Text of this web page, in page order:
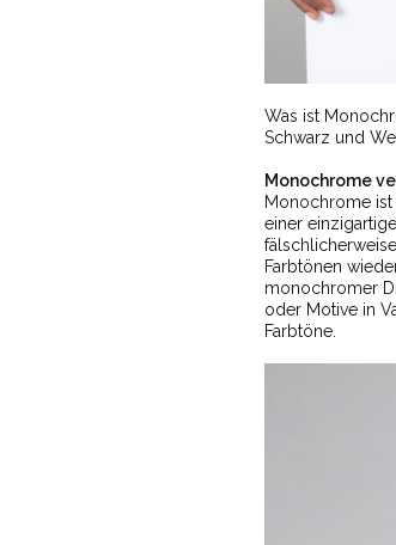
Was ist
Schwarz und
Monochrome
Monochrome ist
einer
Farbtönen
monochromer
oder Motive in
Farbtöne.